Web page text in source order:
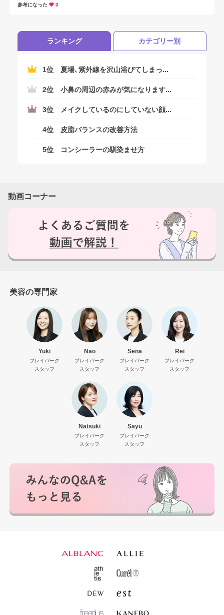
毛穴の黒ずみにはさまざまな要因がありますが、主に「角栓による黒ず
参考になった 0
ランキング カテゴリー別
1位 夏場、紫外線を沢山浴びてしまっ...
2位 小鼻の周辺の赤みが気になります...
3位 メイクしているのにしていない顔...
4位 皮脂バランスの改善方法
5位 コンシーラーの馴染ませ方
動画コーナー
美容の専門家
Yuki
プレイパーク
スタッフ
Nao
プレイパーク
スタッフ
Sena
プレイパーク
スタッフ
Rei
プレイパーク
スタッフ
Natsuki
プレイパーク
スタッフ
Sayu
プレイパーク
スタッフ